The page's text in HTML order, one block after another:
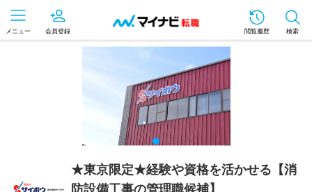
メニュー 会員登録 閲覧履歴 検索
★東京限定★経験や資格を活かせる【消
防設備工事の管理職候補】